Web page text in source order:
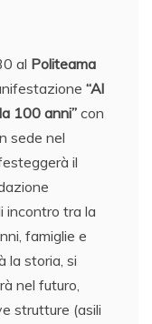
al Politeama
“Al
100 anni” con
sede nel
il
incontro tra la
famiglie e
la storia, si
nel futuro,
strutture (asili